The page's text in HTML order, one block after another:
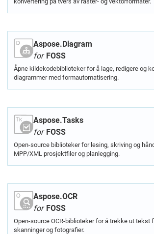
Aspose.Diagram
forFOSS
Åpne kildekodebiblioteker for å lage, redigere og
diagrammer med formautomatisering.
Aspose.Tasks
forFOSS
Open-source biblioteker for lesing, skriving og
MPP/XML prosjektfiler og planlegging.
Aspose.OCR
forFOSS
Open-source OCR-biblioteker for å trekke ut tekst
skanninger og fotografier.